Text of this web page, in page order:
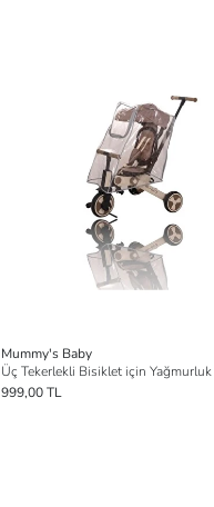
Mummy's Baby
Üç Tekerlekli Bisiklet için Yağmurluk
999,00 TL